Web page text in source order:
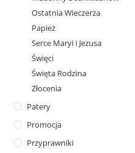
Ostatnia Wieczerza
Papież
Serce Maryi i Jezusa
Święci
Święta Rodzina
Złocenia
Patery
Promocja
Przyprawniki